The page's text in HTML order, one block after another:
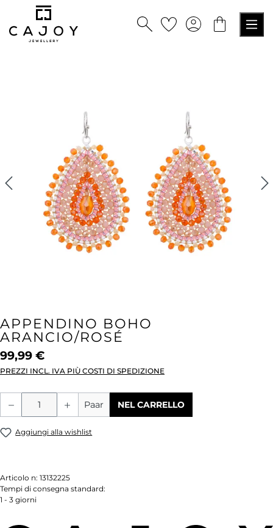
principale
APPENDINO BOHO
ARANCIO/ROSÉ
99,99 €
PREZZI INCL. IVA PIÙ COSTI DI SPEDIZIONE
Quantità del prodotto: inserisci la
Paar NEL CARRELLO
Aggiungi alla wishlist
Articolo n: 13132225
Tempi di consegna standard:
1 - 3 giorni